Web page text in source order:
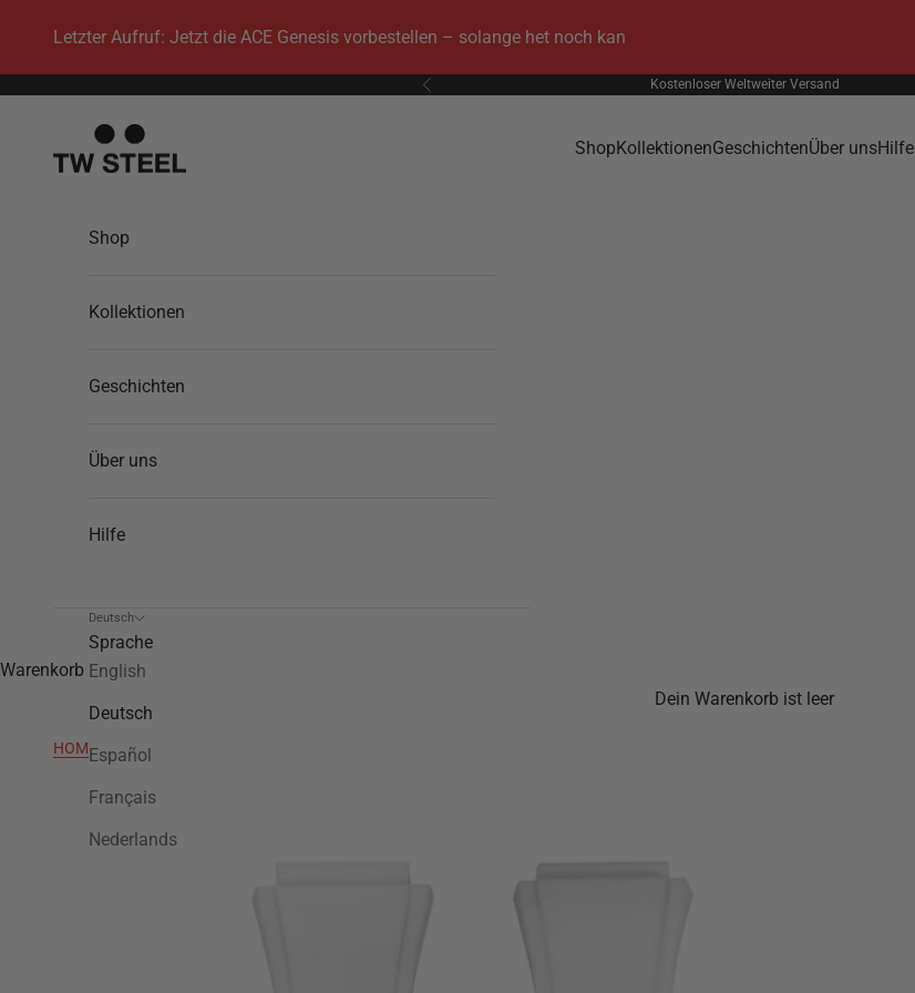
Letzter Aufruf: Jetzt die ACE Genesis vorbestellen – solange het noch kan
Zurück Kostenloser Weltweiter Versand
TW Steel
ShopKollektionenGeschichtenÜber unsHilfe
Shop
Kollektionen
Geschichten
Über uns
Hilfe
Deutsch
Sprache
English
Deutsch
Español
Français
Nederlands
Warenkorb
Dein Warenkorb ist leer
HOME>TWB887